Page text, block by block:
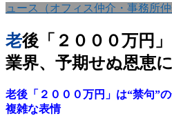
ュース（オフィス仲介・事務所仲
老後「２０００万円」は“禁句”の金融
業界、予期せぬ恩恵
老後「２０００万円」は“禁句”
複雑な表情